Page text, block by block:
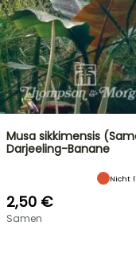
Musa sikkimensis
Darjeeling-Banane
Nicht
2,50 €
Samen